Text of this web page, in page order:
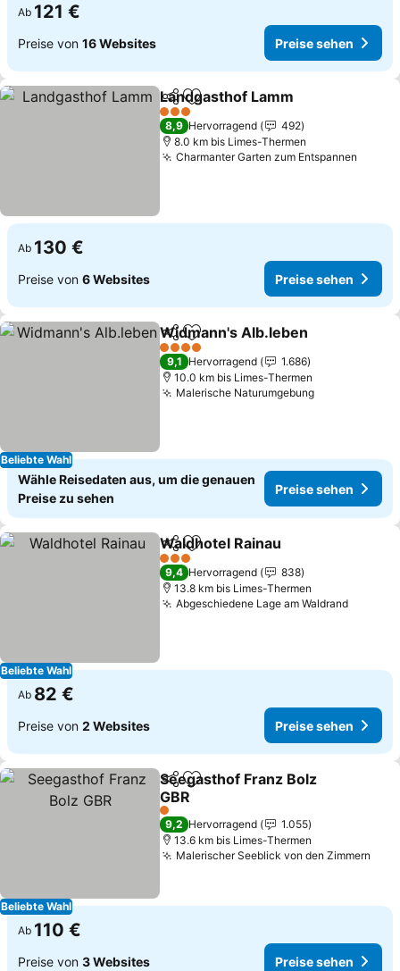
Ab 121 €
Preise von 16 Websites Preise sehen
TeilenZu Favoriten hinzufügen
Landgasthof Lamm
3 Sterne
8,9 Hervorragend
492
8.0 km bis Limes-Thermen
Charmanter Garten zum Entspannen
Ab 130 €
Preise von 6 Websites Preise sehen
Beliebte Wahl
TeilenZu Favoriten hinzufügen
Widmann's Alb.leben
4 Sterne
9,1 Hervorragend
1.686
10.0 km bis Limes-Thermen
Malerische NaturumgebungPreise sehen
Wähle Reisedaten aus, um die genauen
Preise zu sehen
Preise sehen
Beliebte Wahl
TeilenZu Favoriten hinzufügen
Waldhotel Rainau
3 Sterne
9,4 Hervorragend
838
13.8 km bis Limes-Thermen
Abgeschiedene Lage am WaldrandPreise
Ab 82 €
Preise von 2 Websites Preise sehen
Beliebte Wahl
TeilenZu Favoriten hinzufügen
Seegasthof Franz Bolz
GBR
Preise sehen
1 Sterne
9,2 Hervorragend
1.055
13.6 km bis Limes-Thermen
Malerischer Seeblick von den Zimmern
Ab 110 €
Preise von 3 Websites Preise sehen